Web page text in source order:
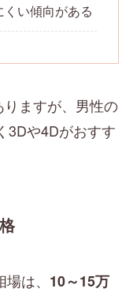
い傾向がある
ますが、男性の
3Dや4Dがおすす
は、 10～15万